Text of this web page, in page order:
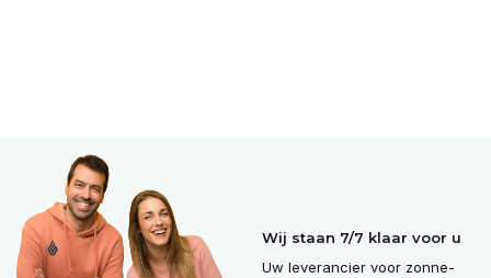
Wij staan 7/7 klaar voor u
Uw leverancier voor zonne-